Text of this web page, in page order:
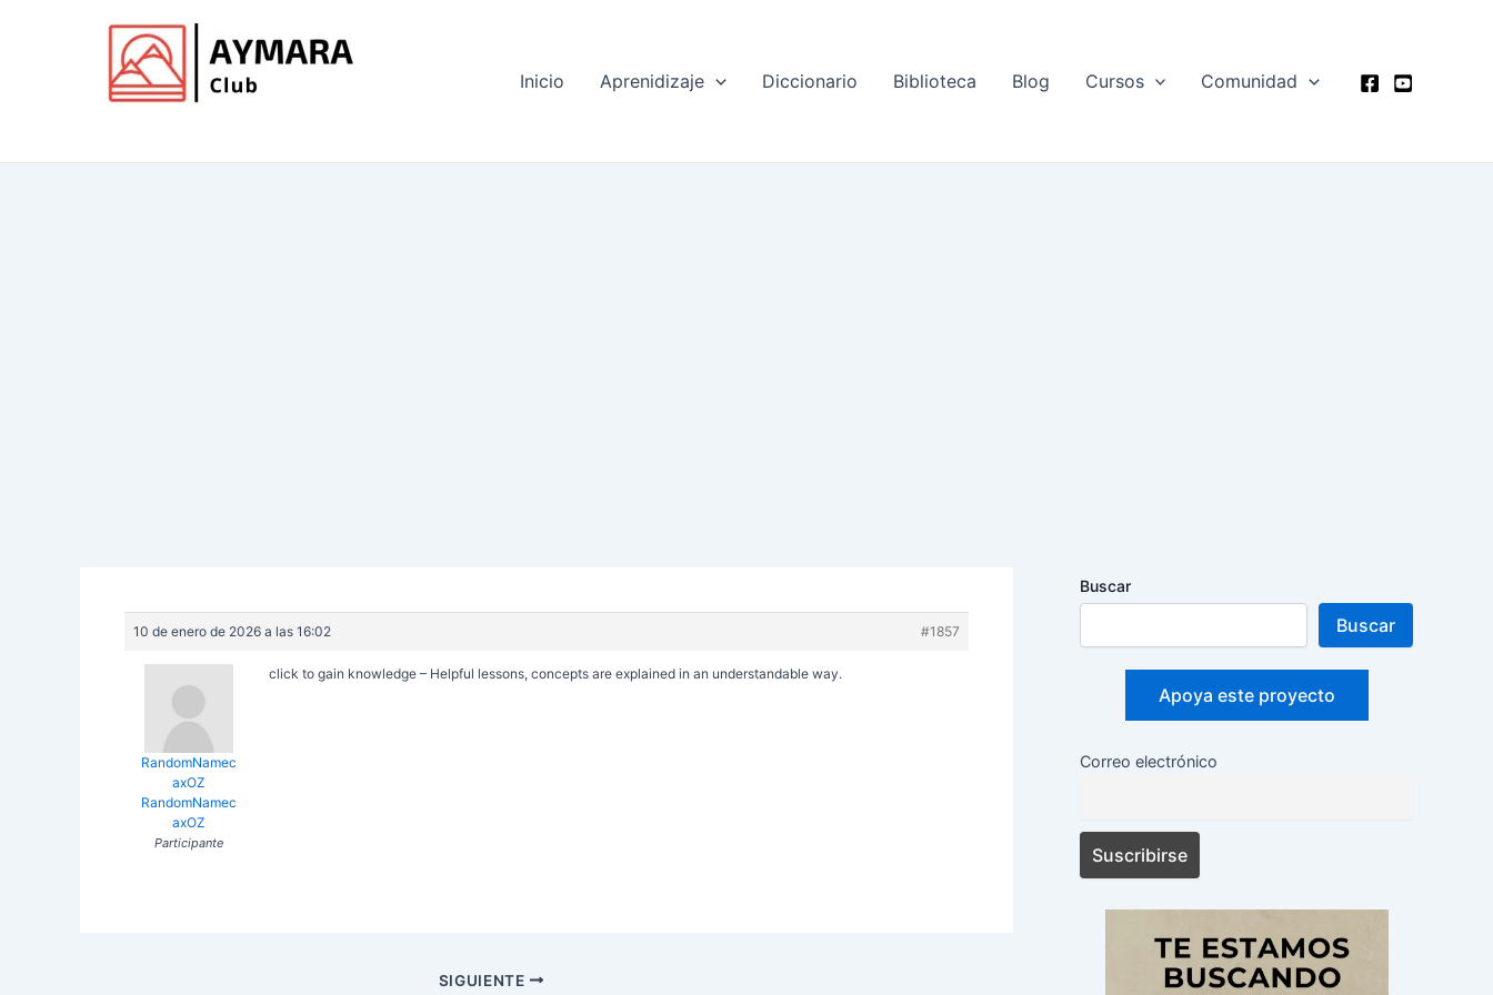
Inicio Aprenidizaje Diccionario Biblioteca Blog Cursos Comunidad
10 de enero de 2026 a las 16:02 #1857
RandomNamec
axOZ
RandomNamec
axOZ
Participante
click to gain knowledge – Helpful lessons, concepts are explained in an understandable way.
SIGUIENTE
Buscar
Buscar
Apoya este proyecto
Correo electrónico